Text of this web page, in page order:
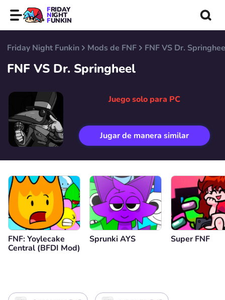
FRIDAY
NIGHT
FUNKIN
Friday Night Funkin Mods de FNF FNF VS Dr.
FNF VS Dr. Springheel
Juego solo para PC
Jugar de manera similar
FNF: Yoylecake
Central (BFDI Mod)
Sprunki AYS Super FNF